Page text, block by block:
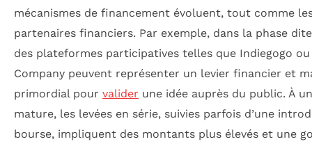
mécanismes de financement évoluent, tout comme
partenaires financiers. Par exemple, dans la phase
des plateformes participatives telles que Indiegogo
Company peuvent représenter un levier financier et
primordial pour valider une idée auprès du public. À
mature, les levées en série, suivies parfois d’une
bourse, impliquent des montants plus élevés et une